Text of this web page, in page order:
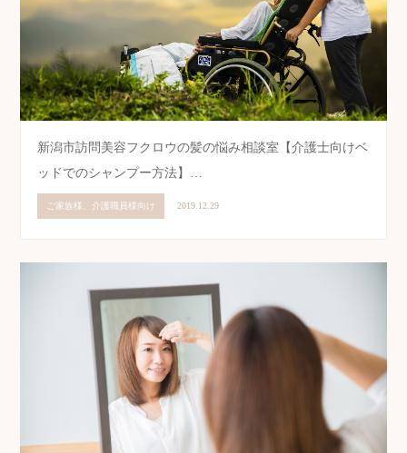
新潟市訪問美容フクロウの髪の悩み相談室【介護士向けベ
ッドでのシャンプー方法】…
ご家族様、介護職員様向け 2019.12.29